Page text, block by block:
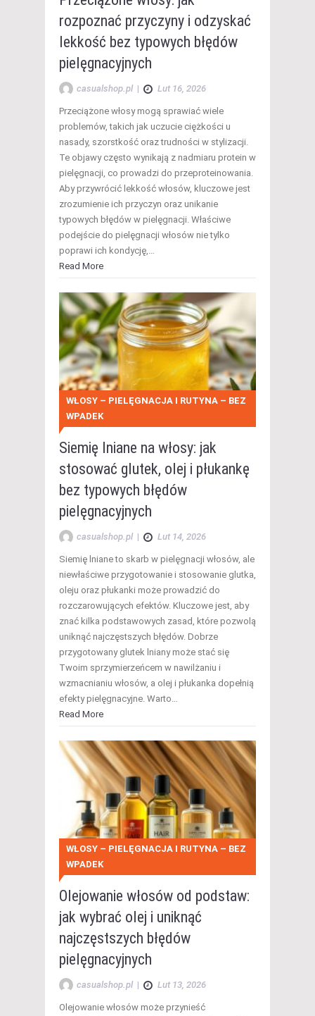
rozpoznać przyczyny i odzyskać
lekkość bez typowych błędów
pielęgnacyjnych
casualshop.pl | Lut 16, 2026
Przeciążone włosy mogą sprawiać wiele
problemów, takich jak uczucie ciężkości u
nasady, szorstkość oraz trudności w stylizacji.
Te objawy często wynikają z nadmiaru protein w
pielęgnacji, co prowadzi do przeproteinowania.
Aby przywrócić lekkość włosów, kluczowe jest
zrozumienie ich przyczyn oraz unikanie
typowych błędów w pielęgnacji. Właściwe
podejście do pielęgnacji włosów nie tylko
poprawi ich kondycję,…
Read More
WŁOSY – PIELĘGNACJA I RUTYNA – BEZ
WPADEK
Siemię lniane na włosy: jak
stosować glutek, olej i płukankę
bez typowych błędów
pielęgnacyjnych
casualshop.pl | Lut 14, 2026
Siemię lniane to skarb w pielęgnacji włosów, ale
niewłaściwe przygotowanie i stosowanie glutka,
oleju oraz płukanki może prowadzić do
rozczarowujących efektów. Kluczowe jest, aby
znać kilka podstawowych zasad, które pozwolą
uniknąć najczęstszych błędów. Dobrze
przygotowany glutek lniany może stać się
Twoim sprzymierzeńcem w nawilżaniu i
wzmacnianiu włosów, a olej i płukanka dopełnią
efekty pielęgnacyjne. Warto…
Read More
WŁOSY – PIELĘGNACJA I RUTYNA – BEZ
WPADEK
Olejowanie włosów od podstaw:
jak wybrać olej i uniknąć
najczęstszych błędów
pielęgnacyjnych
casualshop.pl | Lut 13, 2026
Olejowanie włosów może przynieść